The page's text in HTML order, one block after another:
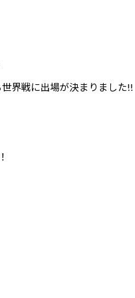
界戦に出場が決まりました!!